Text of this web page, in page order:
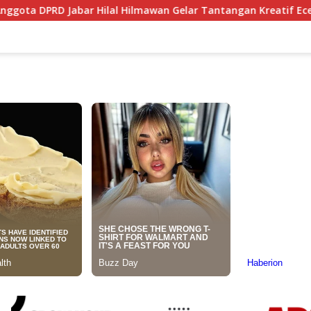
Gelar Tantangan Kreatif Eceng Gondok Waduk